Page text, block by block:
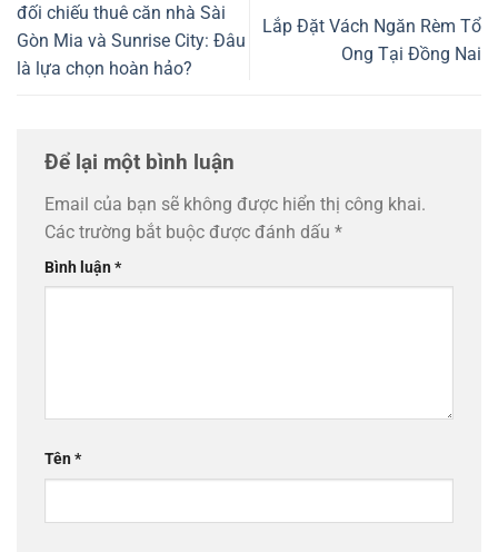
đối chiếu thuê căn nhà Sài
Gòn Mia và Sunrise City: Đâu
là lựa chọn hoàn hảo?
Lắp Đặt Vách Ngăn Rèm Tổ
Ong Tại Đồng Nai
Để lại một bình luận
Email của bạn sẽ không được hiển thị công khai.
Các trường bắt buộc được đánh dấu *
Bình luận*
Tên*